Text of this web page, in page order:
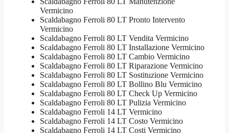
Vermicino
Scaldabagno Ferroli 80 LT Pronto Intervento
Vermicino
Scaldabagno Ferroli 80 LT Vendita Vermicino
Scaldabagno Ferroli 80 LT Installazione Vermicino
Scaldabagno Ferroli 80 LT Cambio Vermicino
Scaldabagno Ferroli 80 LT Riparazione Vermicino
Scaldabagno Ferroli 80 LT Sostituzione Vermicino
Scaldabagno Ferroli 80 LT Bollino Blu Vermicino
Scaldabagno Ferroli 80 LT Check Up Vermicino
Scaldabagno Ferroli 80 LT Pulizia Vermicino
Scaldabagno Ferroli 14 LT Vermicino
Scaldabagno Ferroli 14 LT Costo Vermicino
Scaldabagno Ferroli 14 LT Costi Vermicino